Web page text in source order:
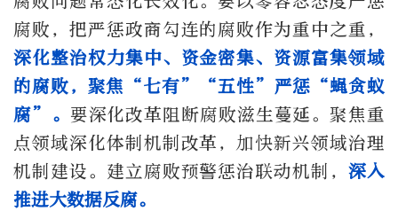
腐败，把严惩政商勾连的腐败作为重中之重，
深化整治权力集中、资金密集、资源富集领域
的腐败，聚焦“七有”“五性”严惩“蝇贪蚁
腐”。 要深化改革阻断腐败滋生蔓延。聚焦重
点领域深化体制机制改革，加快新兴领域治理
机制建设。建立腐败预警惩治联动机制，深入
推进大数据反腐。